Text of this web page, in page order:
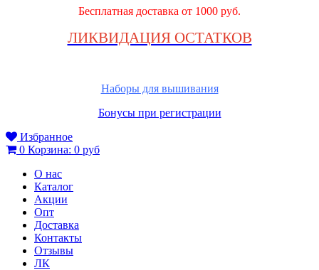
Бесплатная доставка от 1000 руб.
ЛИКВИДАЦИЯ ОСТАТКОВ
Наборы для вышивания
Бонусы при регистрации
Избранное
0 Корзина: 0 руб
О нас
Каталог
Акции
Опт
Доставка
Контакты
Отзывы
ЛК